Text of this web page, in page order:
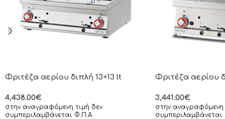
Φριτέζα αερίου διπλή 13+13 lt
4,438.00€
στην αναγραφόμενη τιμή δεν
συμπεριλαμβάνεται Φ.Π.Α
Φριτέζα αερίου
3,441.00€
στην αναγραφόμενη